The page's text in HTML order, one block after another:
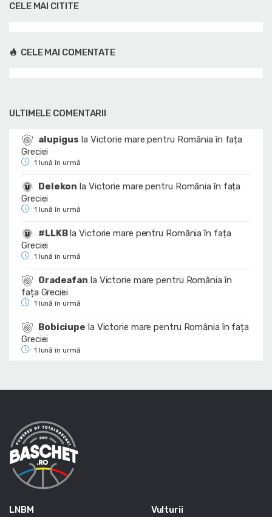
CELE MAI CITITE
CELE MAI COMENTATE
ULTIMELE COMENTARII
alupigus la Victorie mare pentru România în fața
Greciei
1 lună în urmă
Delekon la Victorie mare pentru România în fața
Greciei
1 lună în urmă
#LLKBlaVictorie mare pentru România în fața
Greciei
1 lună în urmă
Oradeafan la Victorie mare pentru România în
fața Greciei
1 lună în urmă
Bobiciupe la Victorie mare pentru România în fața
Greciei
1 lună în urmă
LNBM Vulturii